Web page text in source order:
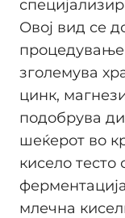
Овој вид се
зголемува
цинк,
подобрува
шеќерот во
кисело
млечна